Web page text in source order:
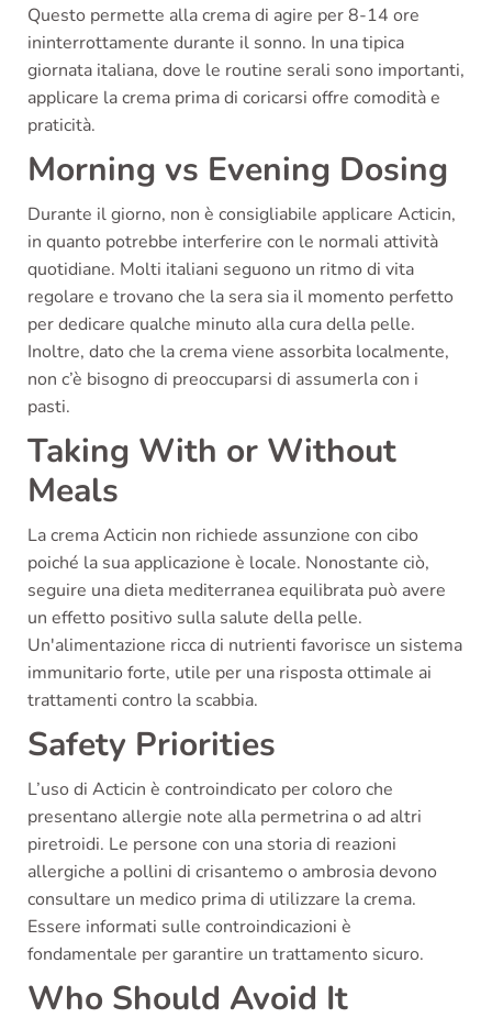
Questo permette alla crema di agire per 8-14 ore
ininterrottamente durante il sonno. In una tipica
giornata italiana, dove le routine serali sono importanti,
applicare la crema prima di coricarsi offre comodità e
praticità.
Morning vs Evening Dosing
Durante il giorno, non è consigliabile applicare Acticin,
in quanto potrebbe interferire con le normali attività
quotidiane. Molti italiani seguono un ritmo di vita
regolare e trovano che la sera sia il momento perfetto
per dedicare qualche minuto alla cura della pelle.
Inoltre, dato che la crema viene assorbita localmente,
non c’è bisogno di preoccuparsi di assumerla con i
pasti.
Taking With or Without
Meals
La crema Acticin non richiede assunzione con cibo
poiché la sua applicazione è locale. Nonostante ciò,
seguire una dieta mediterranea equilibrata può avere
un effetto positivo sulla salute della pelle.
Un'alimentazione ricca di nutrienti favorisce un sistema
immunitario forte, utile per una risposta ottimale ai
trattamenti contro la scabbia.
Safety Priorities
L’uso di Acticin è controindicato per coloro che
presentano allergie note alla permetrina o ad altri
piretroidi. Le persone con una storia di reazioni
allergiche a pollini di crisantemo o ambrosia devono
consultare un medico prima di utilizzare la crema.
Essere informati sulle controindicazioni è
fondamentale per garantire un trattamento sicuro.
Who Should Avoid It